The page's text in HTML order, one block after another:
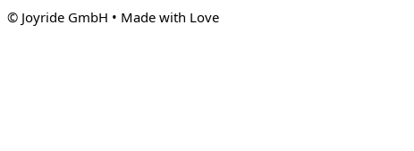
© Joyride GmbH • Made with Love